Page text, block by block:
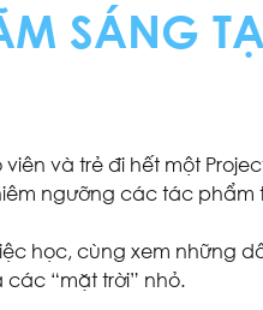
SÁNG
và trẻ đi hết một
ngưỡng các tác phẩm
học, cùng xem những
“mặt trời” nhỏ.